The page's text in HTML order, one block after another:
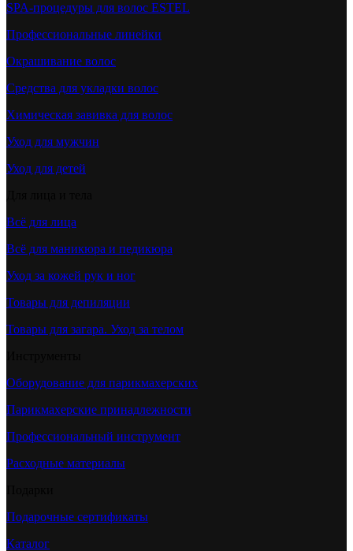
SPA-процедуры для волос ESTEL
Профессиональные линейки
Окрашивание волос
Средства для укладки волос
Химическая завивка для волос
Уход для мужчин
Уход для детей
Всё для лица
Всё для маникюра и педикюра
Уход за кожей рук и ног
Товары для депиляции
Товары для загара. Уход за телом
Оборудование для парикмахерских
Парикмахерские принадлежности
Профессиональный инструмент
Расходные материалы
Подарочные сертификаты
Каталог